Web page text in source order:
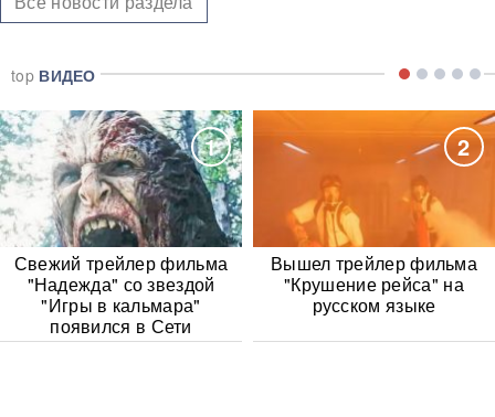
top ВИДЕО
1
Свежий трейлер фильма
"Надежда" со звездой
"Игры в кальмара"
появился в Сети
2
Вышел трейлер фильма
"Крушение рейса" на
русском языке